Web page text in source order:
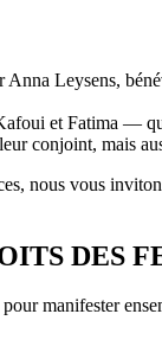
Anna Leysens,
et Fatima —
conjoint, mais
nous vous
DES
manifester